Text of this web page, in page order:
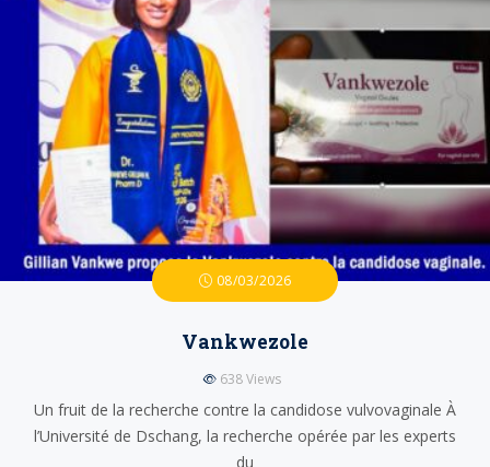
08/03/2026
Vankwezole
638Views
Un fruit de la recherche contre la candidose vulvovaginale À
l’Université de Dschang, la recherche opérée par les experts
du